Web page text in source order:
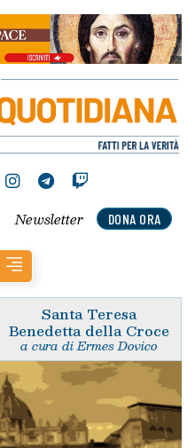
DONA ORA
Newsletter
Santa Teresa
Benedetta della Croce
a cura di Ermes Dovico